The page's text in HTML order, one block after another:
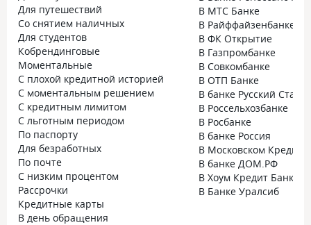
Для путешествий
Со снятием наличных
Для студентов
Кобрендинговые
Моментальные
С плохой кредитной историей
С моментальным решением
С кредитным лимитом
С льготным периодом
По паспорту
Для безработных
По почте
С низким процентом
Рассрочки
Кредитные карты
В день обращения
В МТС Банке
В Райффайзенбанке
В ФК Открытие
В Газпромбанке
В Совкомбанке
В ОТП Банке
В банке Русский
В Россельхозбанке
В Росбанке
В банке Россия
В Московском
В банке ДОМ.РФ
В Хоум Кредит Банке
В Банке Уралсиб